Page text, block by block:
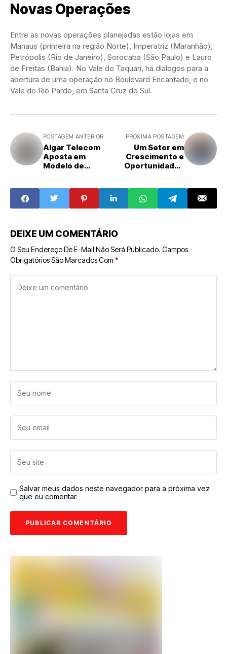
Novas Operações
Entre as novas operações planejadas estão lojas em
Manaus (primeira na região Norte), Imperatriz (Maranhão),
Petrópolis (Rio de Janeiro), Sorocaba (São Paulo) e Lauro
de Freitas (Bahia). No Vale do Taquari, há diálogos para a
abertura de uma operação no Boulevard Encantado, e no
Vale do Rio Pardo, em Santa Cruz do Sul.
POSTAGEM ANTERIOR
Algar Telecom
Aposta em
Modelo de
Exploração de
Banda Larga
PRÓXIMA POSTAGEM
Um Setor em
Crescimento e
Oportunidades
DEIXE UM COMENTÁRIO
O Seu Endereço De E-Mail Não Será Publicado. Campos
Obrigatórios São Marcados Com *
Salvar meus dados neste navegador para a próxima vez
que eu comentar.